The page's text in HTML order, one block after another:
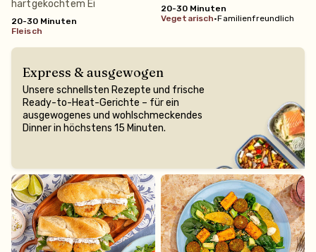
hartgekochtem Ei
20-30 Minuten
fleisch
20-30 Minuten
vegetarisch•Familienfreundlich
Express & ausgewogen
Unsere schnellsten Rezepte und frische
Ready-to-Heat-Gerichte – für ein
ausgewogenes und wohlschmeckendes
Dinner in höchstens 15 Minuten.